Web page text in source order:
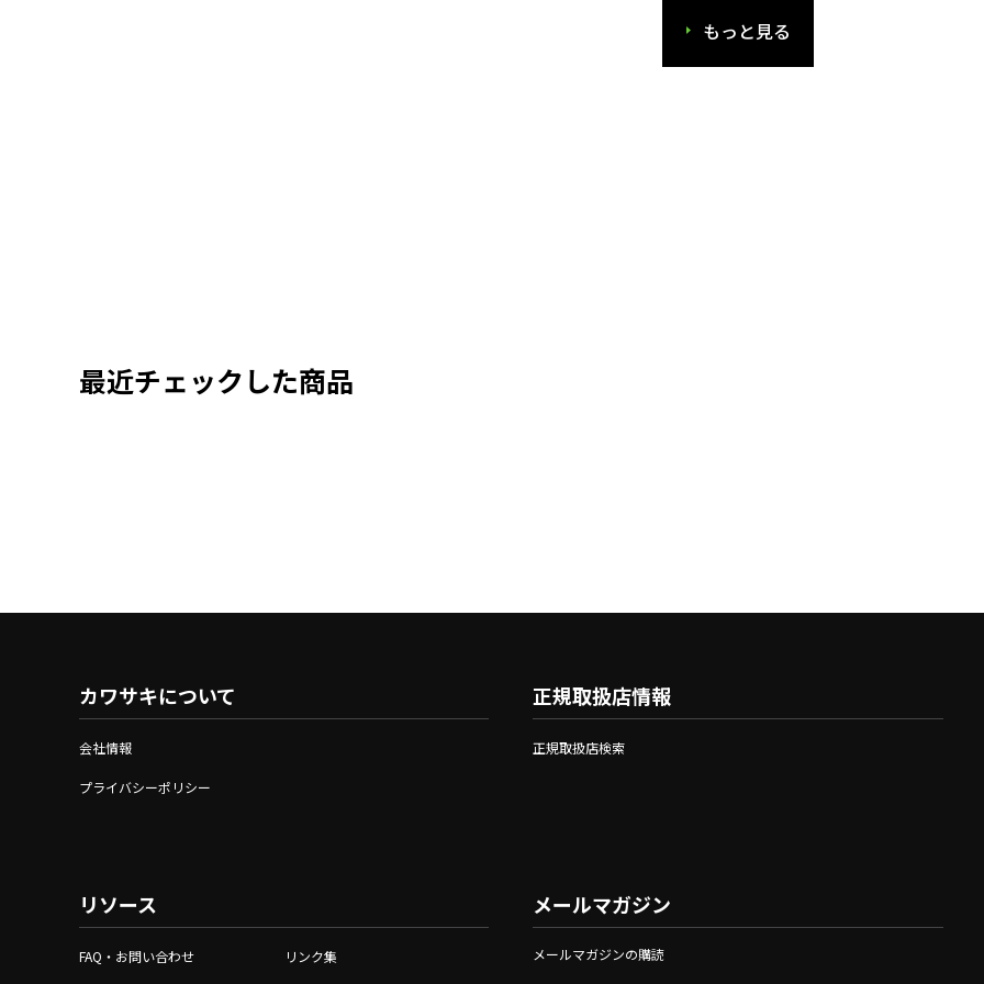
もっと見る
最近チェックした商品
カワサキについて
会社情報
プライバシーポリシー
リソース
FAQ・お問い合わせ リンク集
正規取扱店情報
正規取扱店検索
メールマガジン
メールマガジンの購読